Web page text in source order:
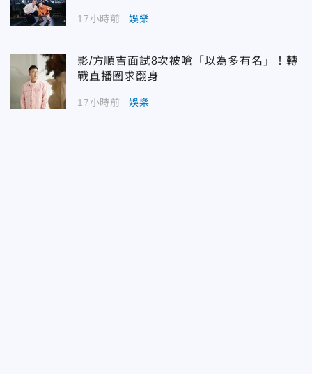
17小時前 娛樂
影/方順吉面試8次被嗆「以為多有名」！轉
戰直播圈求翻身
17小時前 娛樂